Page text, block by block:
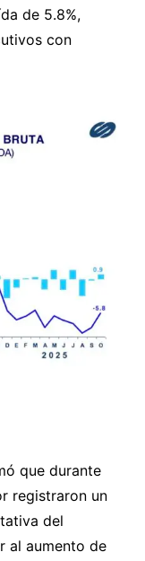
de 5.8%,
con
que durante
registraron un
del
al aumento de